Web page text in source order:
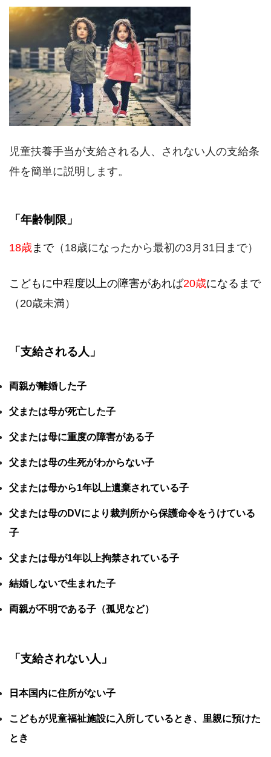
児童扶養手当が支給される人、されない人の支給条
件を簡単に説明します。
「年齢制限」
18歳まで（18歳になったから最初の3月31日まで）
こどもに中程度以上の障害があれば20歳になるまで
（20歳未満）
「支給される人」
両親が離婚した子
父または母が死亡した子
父または母に重度の障害がある子
父または母の生死がわからない子
父または母から1年以上遺棄されている子
父または母のDVにより裁判所から保護命令をうけている
子
父または母が1年以上拘禁されている子
結婚しないで生まれた子
両親が不明である子（孤児など）
「支給されない人」
日本国内に住所がない子
こどもが児童福祉施設に入所しているとき、里親に預けた
とき